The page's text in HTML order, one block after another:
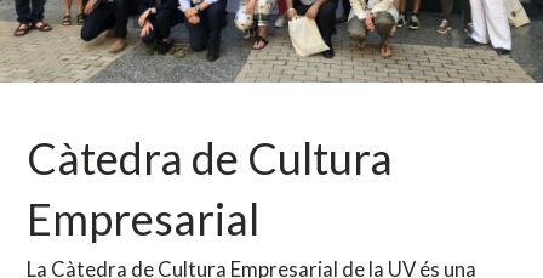
Càtedra de Cultura
Empresarial
La Càtedra de Cultura Empresarial de la UV és una